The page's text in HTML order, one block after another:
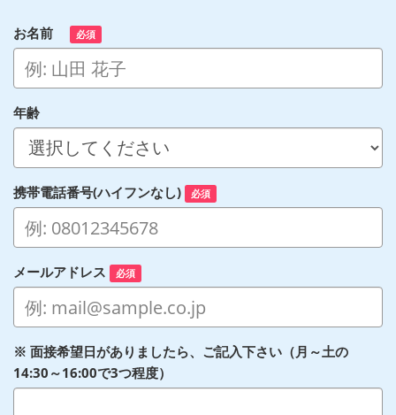
お名前 必須
年齢
携帯電話番号(ハイフンなし) 必須
メールアドレス 必須
※ 面接希望日がありましたら、ご記入下さい（月～土の
14:30～16:00で3つ程度）